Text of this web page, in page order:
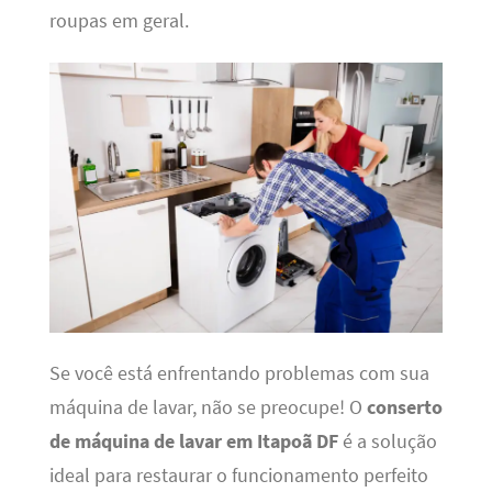
roupas em geral.
Se você está enfrentando problemas com sua
máquina de lavar, não se preocupe! O conserto
de máquina de lavar em Itapoã DFé a solução
ideal para restaurar o funcionamento perfeito